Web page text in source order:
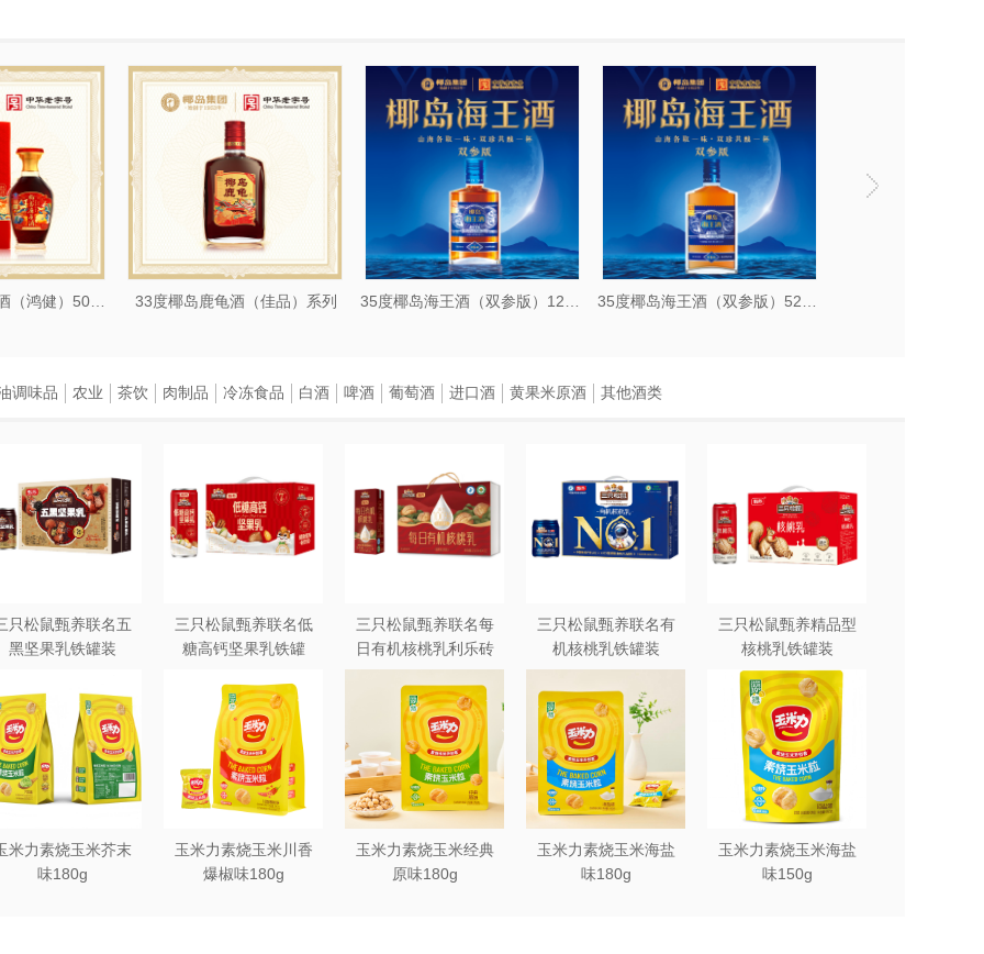
33度椰岛鹿龟酒（佳品）系列
只松鼠甄养联名五
黑坚果乳铁罐装
三只松鼠甄养联名低
糖高钙坚果乳铁罐
三只松鼠甄养联名每
日有机核桃乳利乐砖
250ml*12盒木盒装
三只松鼠甄养联名有
机核桃乳铁罐装
240ml*12罐礼盒
三只松鼠甄养精品型
核桃乳铁罐装
240ml*12罐
米力素烧玉米芥末
味180g
玉米力素烧玉米川香
爆椒味180g
玉米力素烧玉米经典
原味180g
玉米力素烧玉米海盐
味180g
玉米力素烧玉米海盐
味150g
调味品 农业 茶饮 肉制品 冷冻食品 白酒 啤酒 葡萄酒 进口酒 黄果米原酒 其他酒类